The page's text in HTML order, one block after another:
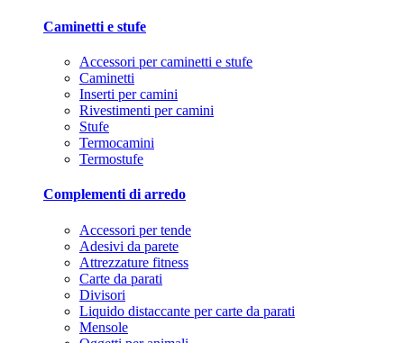
Caminetti e stufe
Accessori per caminetti e stufe
Caminetti
Inserti per camini
Rivestimenti per camini
Stufe
Termocamini
Termostufe
Complementi di arredo
Accessori per tende
Adesivi da parete
Attrezzature fitness
Carte da parati
Divisori
Liquido distaccante per carte da parati
Mensole